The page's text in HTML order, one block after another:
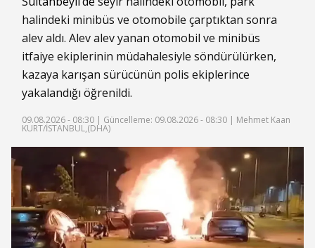
halindeki minibüs ve otomobile çarptıktan sonra
alev aldı. Alev alev yanan otomobil ve minibüs
itfaiye ekiplerinin müdahalesiyle söndürülürken,
kazaya karışan sürücünün polis ekiplerince
yakalandığı öğrenildi.
09.08.2026 - 08:30 | Güncelleme: 09.08.2026 - 08:30 | Mehmet Kaan
KURT/İSTANBUL,(DHA)